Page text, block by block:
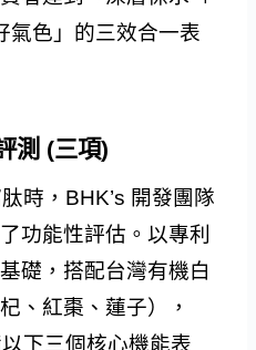
氣色」的三效合一表
測 (三項)
時，BHK’s 開發團隊
功能性評估。以專利
礎，搭配台灣有機白
、紅棗、蓮子），
下三個核心機能表